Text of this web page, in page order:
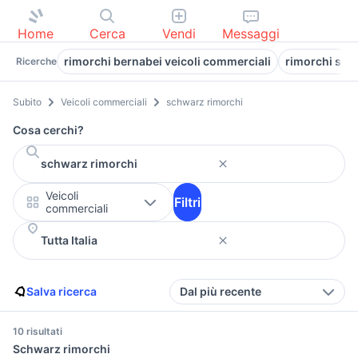
Home Cerca Vendi Messaggi
Ricerche rimorchi bernabei veicoli commerciali rimorchi
Subito Veicoli commerciali schwarz rimorchi
Cosa cerchi?
Veicoli
commerciali
Filtri
Salva ricerca Dal più recente
10 risultati
Schwarz rimorchi